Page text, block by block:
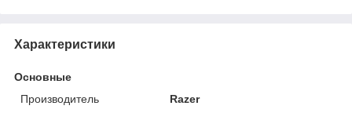
Характеристики
Основные
Производитель
Razer